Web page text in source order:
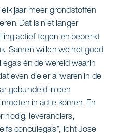
jaar meer grondstoffen
Dat is niet langer
actief tegen en beperkt
Samen willen we het goed
én de wereld waarin
die er al waren in de
gebundeld in een
in actie komen. En
nodig: leveranciers,
conculega’s”, licht Jose